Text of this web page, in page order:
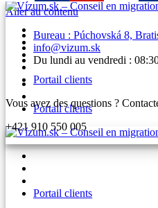
Aller au contenu
Bureau : Púchovská 8,
info@vizum.sk
Du lundi au vendredi :
Portail clients
Portail clients
Portail clients
Vous avez des questions ?
+421 910 550 005